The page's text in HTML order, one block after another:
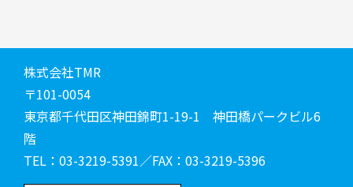
株式会社TMR
〒101-0054
東京都千代田区神田錦町1-19-1 神田橋パークビル6
階
TEL：03-3219-5391／FAX：03-3219-5396